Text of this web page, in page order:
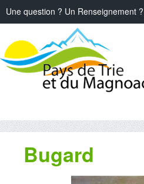
Une question ? Un Renseignement
Bugard